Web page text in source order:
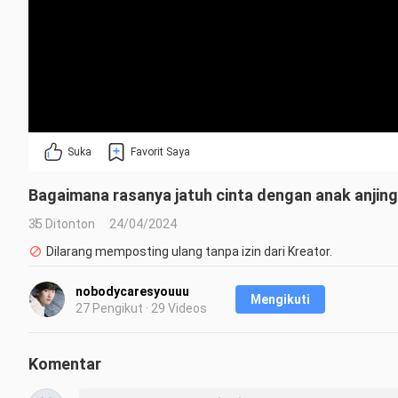
Suka Favorit Saya
Bagaimana rasanya jatuh cinta dengan anak
35 Ditonton
24/04/2024
Dilarang memposting ulang tanpa izin dari Kreator.
nobodycaresyouuu
27 Pengikut · 29 Videos
Mengikuti
Komentar